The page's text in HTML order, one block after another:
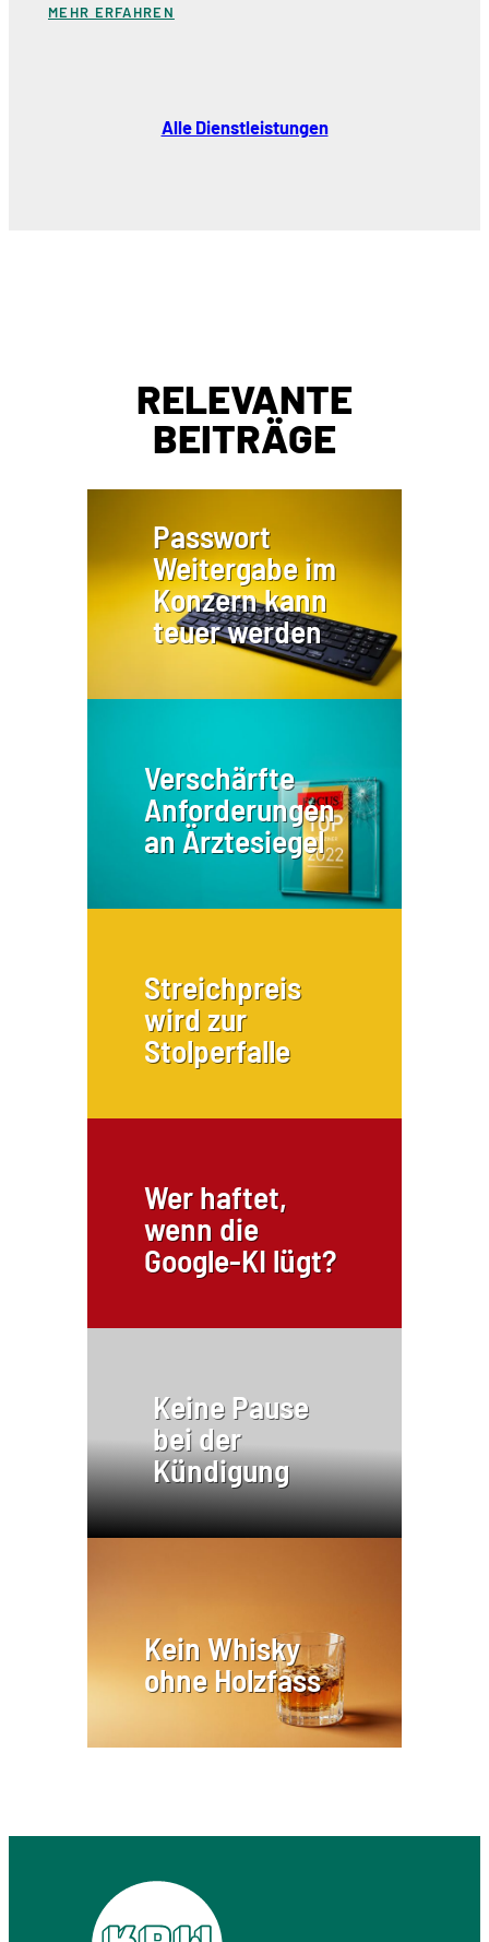
MEHR ERFAHREN
Alle Dienstleistungen
RELEVANTE
BEITRÄGE
Passwort
Weitergabe im
Konzern kann
teuer werden
Verschärfte
Anforderungen
an Ärztesiegel
Streichpreis
wird zur
Stolperfalle
Wer haftet,
wenn die
Google-KI lügt?
Keine Pause
bei der
Kündigung
Kein Whisky
ohne Holzfass